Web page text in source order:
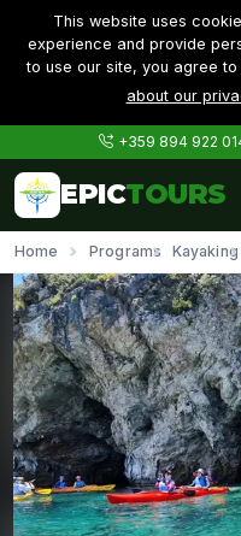
This website uses
experience and provide
to use our site, you agree
about our
+359 894 922
EPICTOURS
Home Programs Kayaking